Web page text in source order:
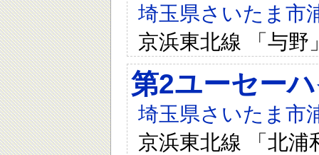
埼玉県さいたま市
京浜東北線 「与野
第2ユーセー
埼玉県さいたま市
京浜東北線 「北浦